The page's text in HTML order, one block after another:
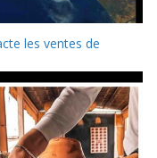
les ventes de